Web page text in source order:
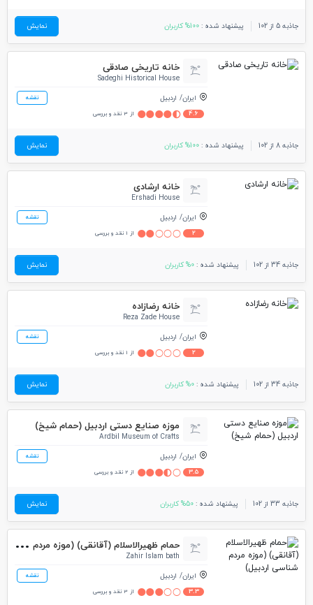
جاذبه 5 از 102 پیشنهاد شده : 100% کاربران نمایش
خانه تاریخی صادقی
Sadeghi Historical House
ایران اردبیل نقشه
4.6 از 3 نقد و بررسی
جاذبه 8 از 102 پیشنهاد شده : 100% کاربران نمایش
خانه ارشادی
Ershadi House
ایران اردبیل نقشه
2 از 1 نقد و بررسی
جاذبه 34 از 102 پیشنهاد شده : 0% کاربران نمایش
خانه رضازاده
Reza Zade House
ایران اردبیل نقشه
2 از 1 نقد و بررسی
جاذبه 34 از 102 پیشنهاد شده : 0% کاربران نمایش
موزه صنایع دستی اردبیل (حمام شیخ)
Ardbil Museum of Crafts
ایران اردبیل نقشه
3.5 از 2 نقد و بررسی
جاذبه 33 از 102 پیشنهاد شده : 50% کاربران نمایش
حما
م ظهیرالاسلام (آقانقی) (موزه مردم شناسی اردبیل)
Zahir Islam bath
ایران اردبیل نقشه
3.3 از 3 نقد و بررسی